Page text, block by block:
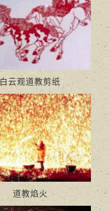
白云观道教剪纸
道教焰火